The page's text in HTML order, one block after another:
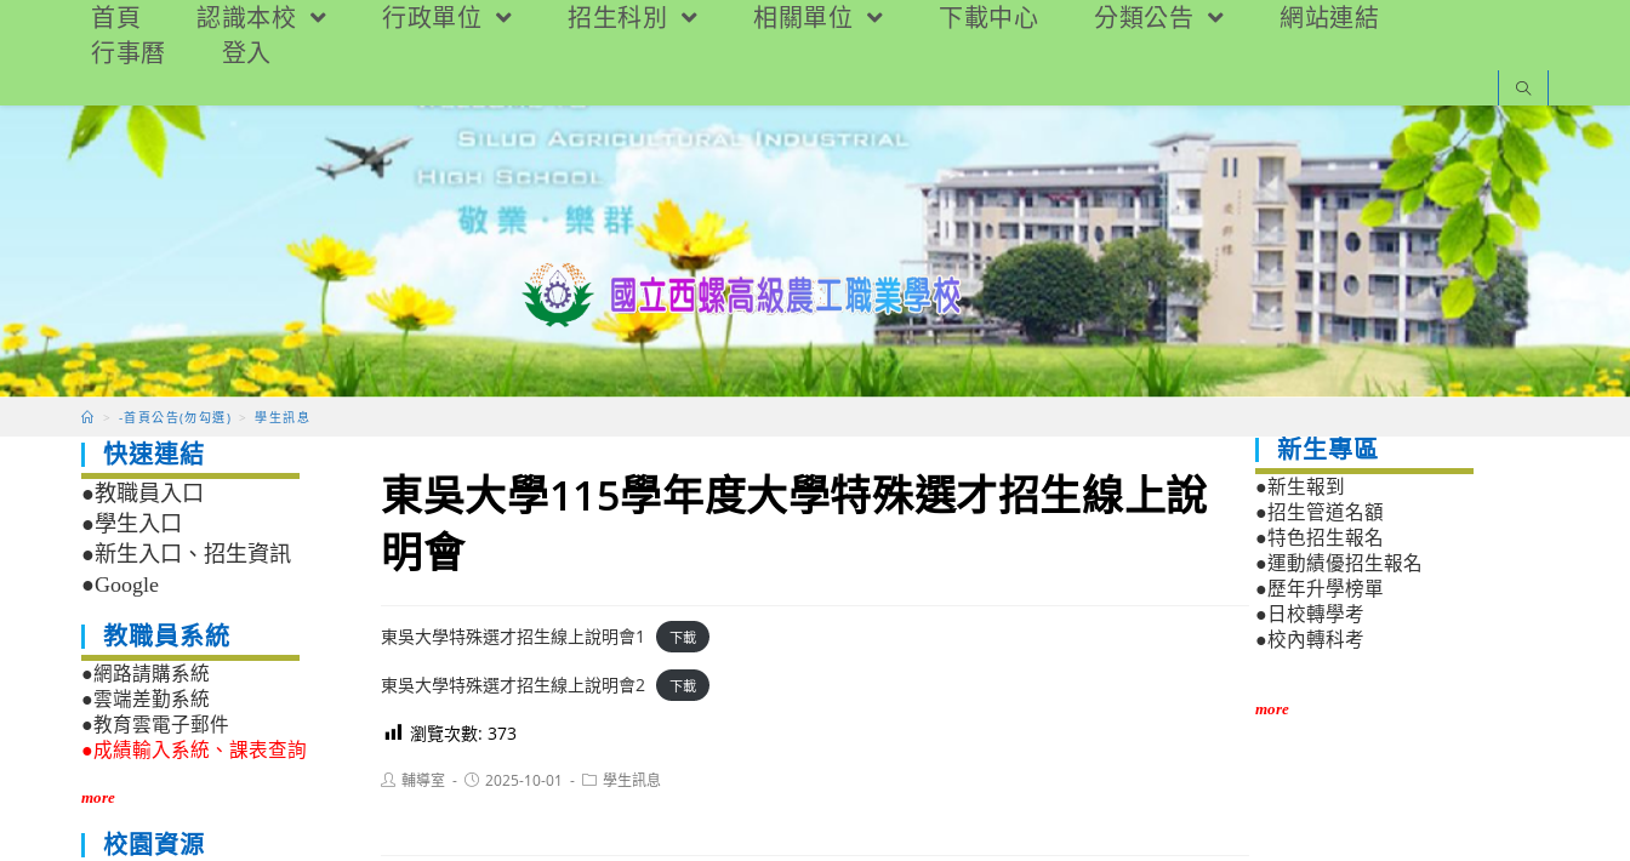
要
首頁 認識本校 行政單位 招生科別 相關單位 下載中心 分類公告
網站連結
行事曆
登入
> -首頁公告(勿勾選) > 學生訊息
東吳大學115學年度大學特殊選才招生線上說
明會
東吳大學特殊選才招生線上說明會1 下載
東吳大學特殊選才招生線上說明會2 下載
瀏覽次數: 373
Post輔導室
Post2025-10-01
Post學生訊息
快速連結
●教職員入口
●學生入口
●新生入口、招生資訊
●Google
教職員系統
●網路請購系統
●雲端差勤系統
●教育雲電子郵件
●成績輸入系統、課表查詢
more
校園資源
新生專區
●新生報到
●招生管道名額
●特色招生報名
●運動績優招生報名
●歷年升學榜單
●日校轉學考
●校內轉科考
more